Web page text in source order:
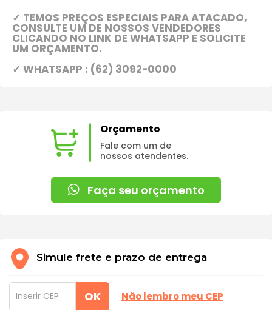
✓ TEMOS PREÇOS ESPECIAIS PARA ATACADO,
CONSULTE UM DE NOSSOS VENDEDORES
CLICANDO NO LINK DE WHATSAPP E SOLICITE
UM ORÇAMENTO.
✓ WHATSAPP : (62) 3092-0000
Orçamento
Fale com um de
nossos atendentes.
Faça seu orçamento
Simule frete e prazo de entrega
OK Não lembro meu CEP